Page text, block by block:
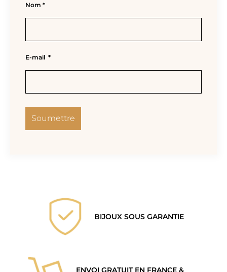
Nom *
E-mail *
BIJOUX SOUS GARANTIE
ENVOI GRATUIT EN FRANCE &